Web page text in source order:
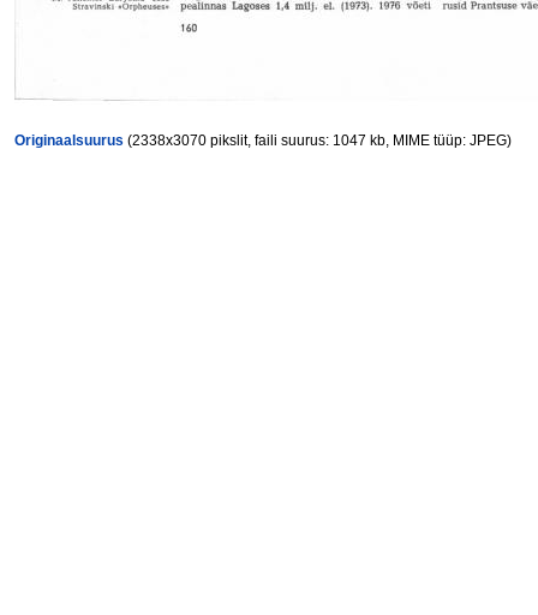
Originaalsuurus (2338x3070 pikslit, faili suurus: 1047 kb, MIME tüüp: JPEG)